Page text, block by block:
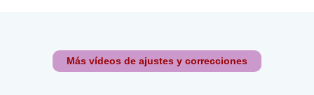
Más vídeos de ajustes y correcciones